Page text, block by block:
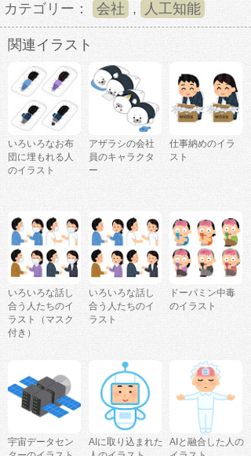
カテゴリー： 会社 , 人工知能
関連イラスト
いろいろなお布
団に埋もれる人
のイラスト
アザラシの会社
員のキャラクタ
ー
仕事納めのイラ
スト
いろいろな話し
合う人たちのイ
ラスト（マスク
付き）
いろいろな話し
合う人たちのイ
ラスト
ドーパミン中毒
のイラスト
宇宙データセン
AIに取り込まれた
AIと融合した人の